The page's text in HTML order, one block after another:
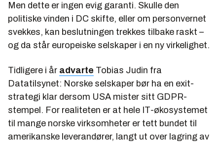
Men dette er ingen evig garanti. Skulle den
politiske vinden i DC skifte, eller om personvernet
svekkes, kan beslutningen trekkes tilbake raskt –
og da står europeiske selskaper i en ny virkelighet.
Tidligere i år advarte Tobias Judin fra
Datatilsynet: Norske selskaper bør ha en exit-
strategi klar dersom USA mister sitt GDPR-
stempel. For realiteten er at hele IT-økosystemet
til mange norske virksomheter er tett bundet til
amerikanske leverandører, langt ut over lagring av